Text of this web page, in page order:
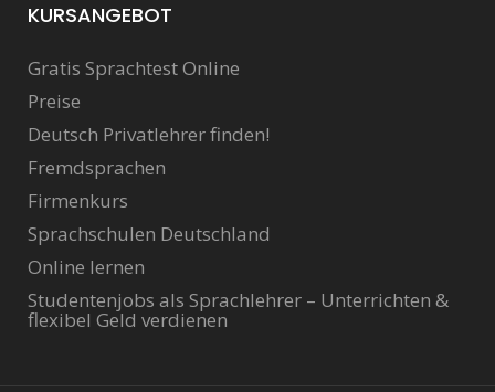
KURSANGEBOT
Gratis Sprachtest Online
Preise
Deutsch Privatlehrer finden!
Fremdsprachen
Firmenkurs
Sprachschulen Deutschland
Online lernen
Studentenjobs als Sprachlehrer – Unterrichten &
flexibel Geld verdienen